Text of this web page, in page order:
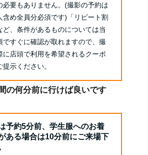
必要もありません。(撮影の予約は
含め全員分必須です)「リピート割
ど、条件があるものについては当
ですぐに確認が取れますので、撮
に店頭で利用を希望されるクーポ
提示ください。
の何分前に行けば良いです
予約5分前、学生服へのお着
ある場合は10分前にご来場下